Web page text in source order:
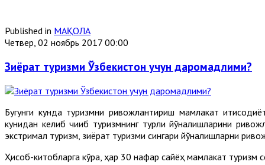
Published in МАҚОЛА
Четвер, 02 ноябрь 2017 00:00
Зиёрат туризми Ўзбекистон учун даромадлими?
Бугунги кунда туризмни ривожлантириш мамлакат
кунидан келиб чиқиб туризмнинг турли йўналишларини
экстримал туризм, зиёрат туризми сингари йўналишларни
Ҳисоб-китобларга кўра, ҳар 30 нафар сайёҳ мамлакат туризм